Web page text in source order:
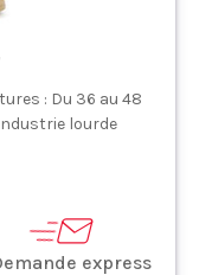
: Du 36 au 48
lourde
express